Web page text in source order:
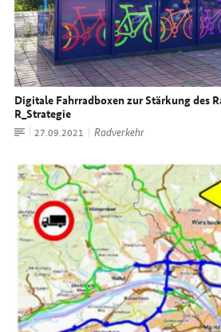
Digitale Fahrradboxen zur Stärkung des
R_Strategie
ArtikelDatum:
27.09.2021 Radverkehr